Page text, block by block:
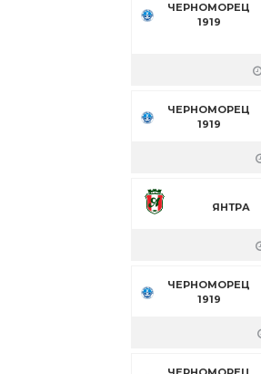
ЧЕРНОМОРЕЦ
1919
ЧЕРНОМОРЕЦ
1919
ЯНТРА
ЧЕРНОМОРЕЦ
1919